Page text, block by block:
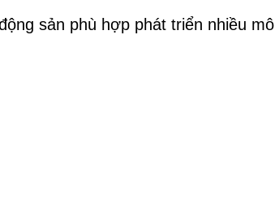
sản phù hợp phát triển nhiều mô